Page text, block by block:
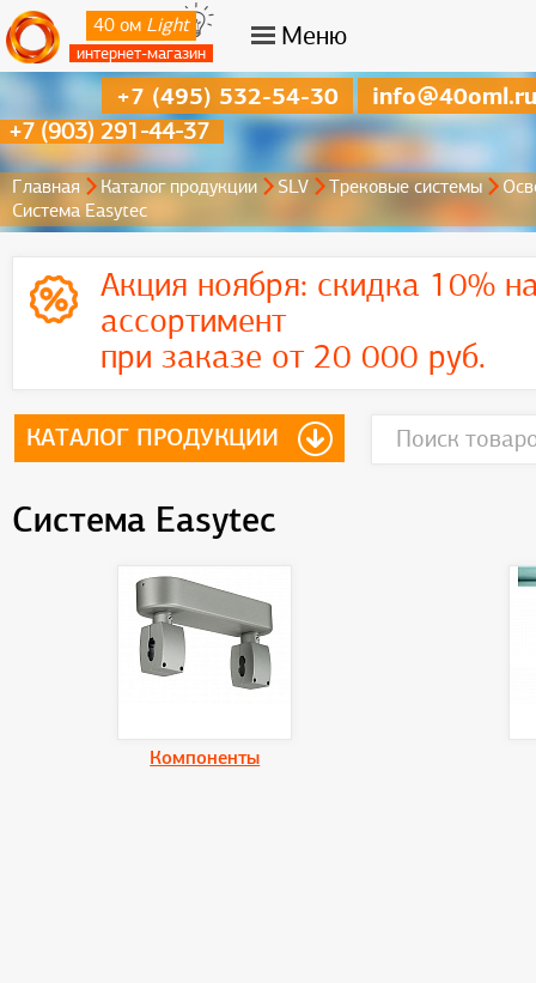
40 ом Light
интернет-магазин
Меню
+7 (903) 291-44-37
+7 (495) 532-54-30 info@40oml.ru
Главная Каталог продукции SLV Трековые системы
Система Easytec
Акция ноября: скидка 10%
ассортимент
при заказе от 20 000 руб.
КАТАЛОГ ПРОДУКЦИИ
Система Easytec
Компоненты